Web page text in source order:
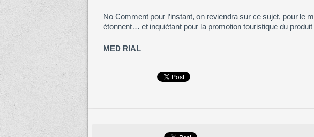
No Comment pour l’instant, on reviendra sur ce sujet, pour le
étonnent… et inquiétant pour la promotion touristique du
MED RIAL